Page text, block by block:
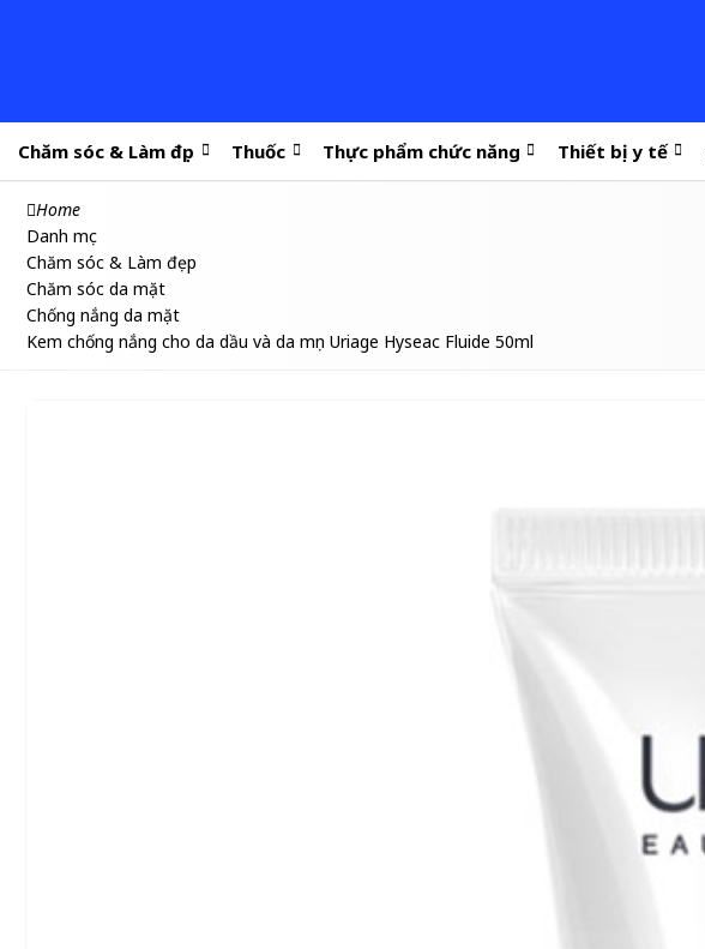
Chăm sóc & Làm đẹp Thuốc Thực phẩm chức năng Thiết bị y tế
Home
Danh mục
Chăm sóc & Làm đẹp
Chăm sóc da mặt
Chống nắng da mặt
Kem chống nắng cho da dầu và da mụn Uriage Hyseac Fluide 50ml